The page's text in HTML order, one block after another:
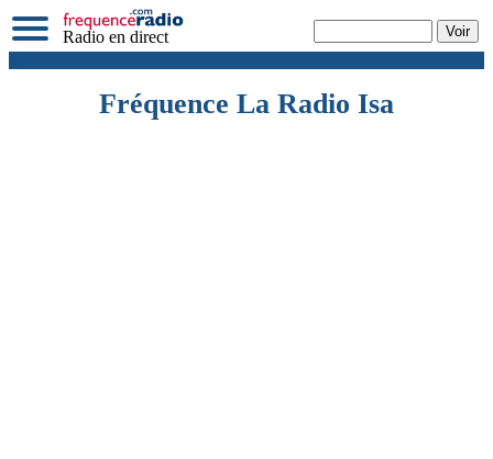
Radio en direct
Fréquence La Radio Isa